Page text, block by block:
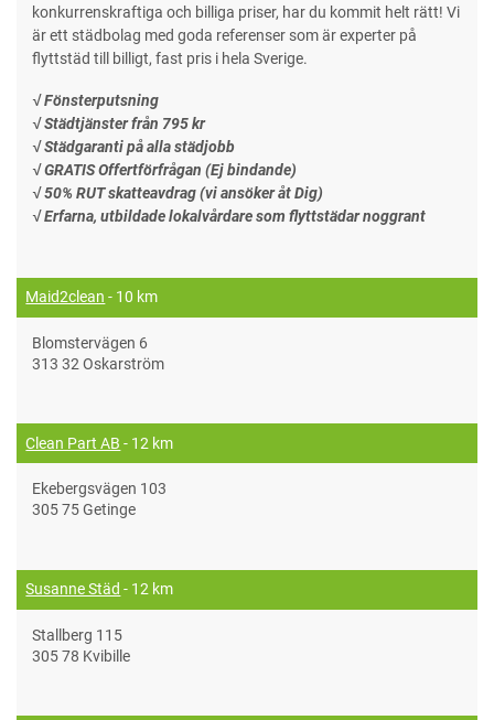
konkurrenskraftiga och billiga priser, har du kommit helt rätt! Vi
är ett städbolag med goda referenser som är experter på
flyttstäd till billigt, fast pris i hela Sverige.
√ Fönsterputsning
√ Städtjänster från 795 kr
√ Städgaranti på alla städjobb
√ GRATIS Offertförfrågan (Ej bindande)
√ 50% RUT skatteavdrag (vi ansöker åt Dig)
√ Erfarna, utbildade lokalvårdare som flyttstädar noggrant
Maid2clean - 10 km
Blomstervägen 6
313 32 Oskarström
Clean Part AB - 12 km
Ekebergsvägen 103
305 75 Getinge
Susanne Städ - 12 km
Stallberg 115
305 78 Kvibille